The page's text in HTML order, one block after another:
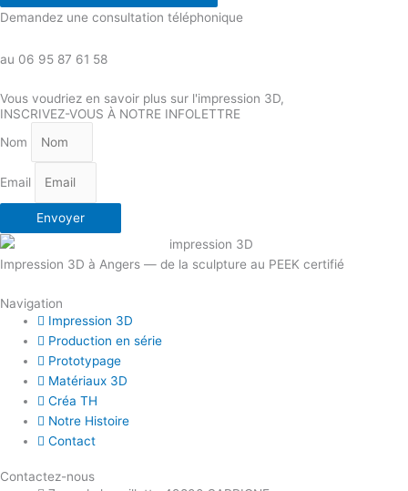
Demandez une consultation téléphonique
au 06 95 87 61 58
Vous voudriez en savoir plus sur l'impression 3D,
INSCRIVEZ-VOUS À NOTRE INFOLETTRE
Nom
Email
Envoyer
Impression 3D à Angers — de la sculpture au PEEK certifié
Navigation
Impression 3D
Production en série
Prototypage
Matériaux 3D
Créa TH
Notre Histoire
Contact
Contactez-nous